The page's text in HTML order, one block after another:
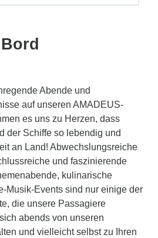
Abende und
auf unseren AMADEUS-
es uns zu Herzen, dass
der Schiffe so lebendig und
an Land! Abwechslungsreiche
und faszinierende
kulinarische
Musik-Events sind nur einige der
die unsere Passagiere
abends von unseren
und vielleicht selbst zu Ihren